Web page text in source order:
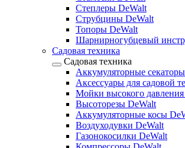
Степлеры DeWalt
Струбцины DeWalt
Топоры DeWalt
Шарнирногубцевый
Садовая техника
Садовая техника
Аккумуляторные
Аксессуары для садовой
Мойки высокого
Высоторезы DeWalt
Аккумуляторные косы
Воздуходувки DeWalt
Газонокосилки DeWalt